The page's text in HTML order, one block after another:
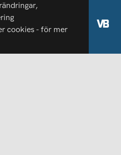
cookies - för mer